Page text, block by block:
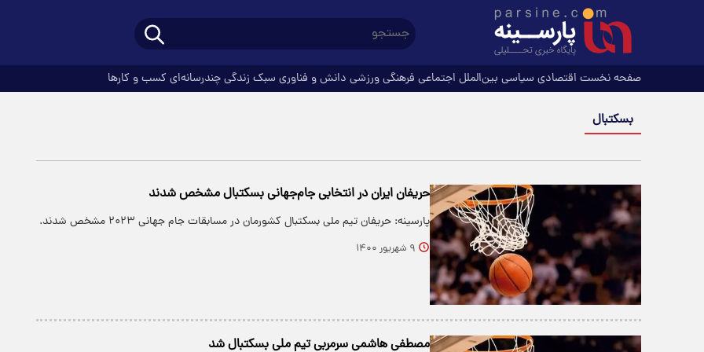
صفحه نخست اقتصادی سیاسی بین‌الملل اجتماعی فرهنگیورزشی دانش و فناوری سبک زندگیچندرسانه‌ای کسب و کارها
بسکتبال
حریفان ایران در انتخابی جام‌جهانی بسکتبال مشخص شدند
پارسینه: حریفان تیم ملی بسکتبال کشورمان در مسابقات جام جهانی ۲۰۲۳ مشخص شدند.
۹ شهریور ۱۴۰۰
مصطفی هاشمی سرمربی تیم ملی بسکتبال شد